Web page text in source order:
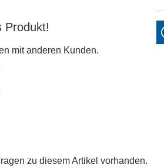
von 0 von 5 Sternen
Produkt!
mit anderen Kunden.
zu diesem Artikel vorhanden.